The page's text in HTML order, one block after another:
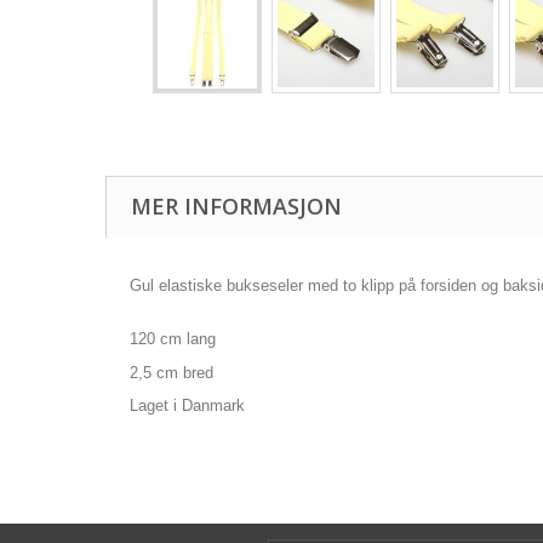
MER INFORMASJON
Gul elastiske bukseseler med to klipp på forsiden og
120 cm lang
2,5 cm bred
Laget i Danmark